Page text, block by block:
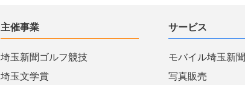
主催事業
埼玉新聞ゴルフ競技
埼玉文学賞
サービス
モバイル埼玉新聞
写真販売